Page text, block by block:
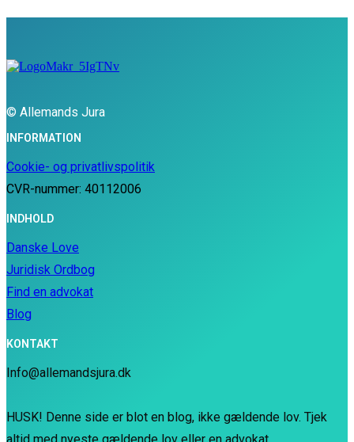
© Allemands Jura
INFORMATION
Cookie- og privatlivspolitik
CVR-nummer: 40112006
INDHOLD
Danske Love
Juridisk Ordbog
Find en advokat
Blog
KONTAKT
Info@allemandsjura.dk
HUSK! Denne side er blot en blog, ikke gældende lov. Tjek